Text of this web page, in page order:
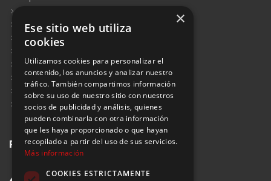
Blog
Aviso Legal
Política de Privacidad
Política de Cookies
Política de Privacidad Redes Sociales
Suscribirse al Newsletter
Redes sociales
×
Ese sitio web utiliza
cookies
Utilizamos cookies para personalizar el
contenido, los anuncios y analizar nuestro
tráfico. También compartimos información
sobre su uso de nuestro sitio con nuestros
socios de publicidad y análisis, quienes
pueden combinarla con otra información
que les haya proporcionado o que hayan
recopilado a partir del uso de sus servicios.
Más información
COOKIES ESTRICTAMENTE